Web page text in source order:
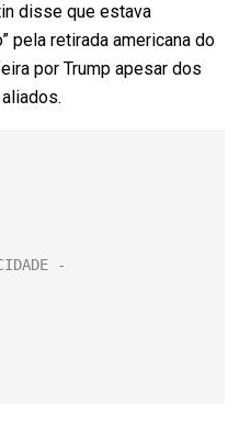
disse que estava
pela retirada americana do
por Trump apesar dos